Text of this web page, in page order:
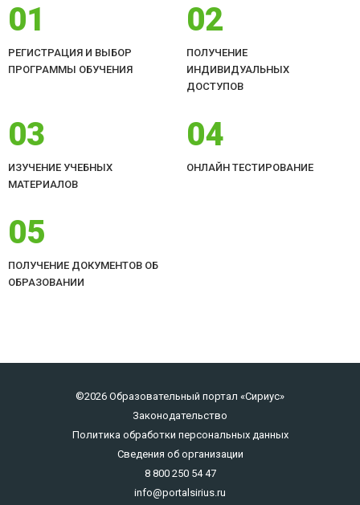
01
РЕГИСТРАЦИЯ И ВЫБОР
ПРОГРАММЫ ОБУЧЕНИЯ
02
ПОЛУЧЕНИЕ
ИНДИВИДУАЛЬНЫХ
ДОСТУПОВ
03
ИЗУЧЕНИЕ УЧЕБНЫХ
МАТЕРИАЛОВ
04
ОНЛАЙН ТЕСТИРОВАНИЕ
05
ПОЛУЧЕНИЕ ДОКУМЕНТОВ ОБ
ОБРАЗОВАНИИ
©2026 Образовательный портал «Сириус»
Законодательство
Политика обработки персональных данных
Сведения об организации
8 800 250 54 47
info@portalsirius.ru